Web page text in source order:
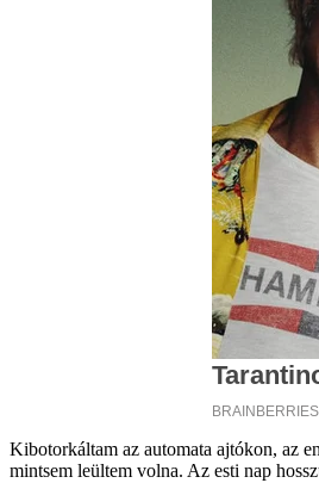
Kibotorkáltam az automata ajtókon, az
mintsem leültem volna. Az esti nap